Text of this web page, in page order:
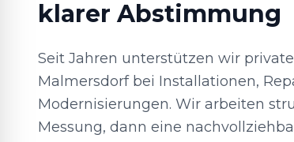
klarer Abstimmung
Seit Jahren unterstützen wir
Malmersdorf bei Installationen,
Modernisierungen. Wir arbeiten
Messung, dann eine